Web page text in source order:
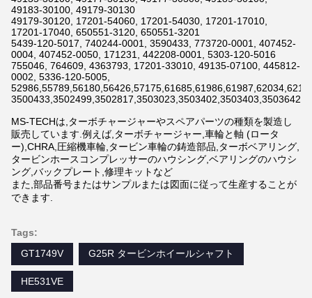
49183-30100, 49179-30130
49179-30120, 17201-54060, 17201-54030, 17201-17010,
17201-17040, 650551-3120, 650551-3201
5439-120-5017, 740244-0001, 3590433, 773720-0001, 407452-
0004, 407452-0050, 171231, 442208-0001, 5303-120-5016
755046, 764609, 4363793, 17201-33010, 49135-07100, 445812-
0002, 5336-120-5005,
MS-TECHは,ターボチャージャーやスペアパーツの種類を製造し
販売しています.例えば,ターボチャージャー,車輪と軸 (ロータ
ー),CHRA,圧縮機車輪,タービン車輪の鋳造部品,ターボベアリング,
タービンホースコンプレッサーのハウシング,ベアリングのハウシ
ング,バックプレート,修理キットなど
また,部品番号またはサンプルまたは図面に従って生産することが
できます.
Tags:
GT1749V
G25R タービンホイールシャフト
HE531VE